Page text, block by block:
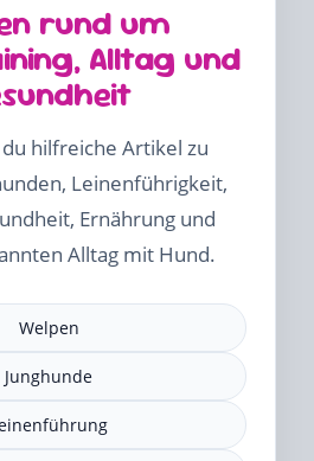
rund um
Alltag und
hilfreiche Artikel zu
Leinenführigkeit,
Ernährung und
Alltag mit Hund.
Welpen
Junghunde